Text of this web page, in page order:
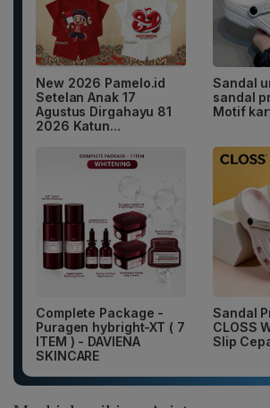
New 2026 Pamelo.id
Setelan Anak 17
Agustus Dirgahayu 81
2026 Katun...
Sandal
sandal
Motif
Complete Package -
Puragen hybright-XT ( 7
ITEM ) - DAVIENA
SKINCARE
Sandal
CLOSS
Slip